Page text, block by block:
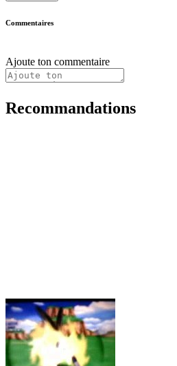
Commentaires
Ajoute ton commentaire
Recommandations